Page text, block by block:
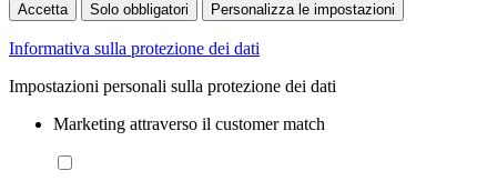
Accetta Solo obbligatori Personalizza le impostazioni
Informativa sulla protezione dei dati
Impostazioni personali sulla protezione dei dati
Marketing attraverso il customer match